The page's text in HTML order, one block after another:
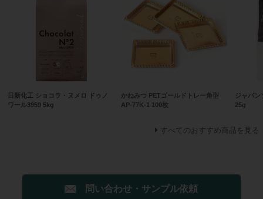
日新化工 ショコラ・ヌメロ ドゥノ
ワール3959 5kg
かねみつ PETゴールドトレー角型
AP-77K-1 100枚
ジャパン
25g
すべてのおすすめ商品を見る
問い合わせ・サンプル依頼